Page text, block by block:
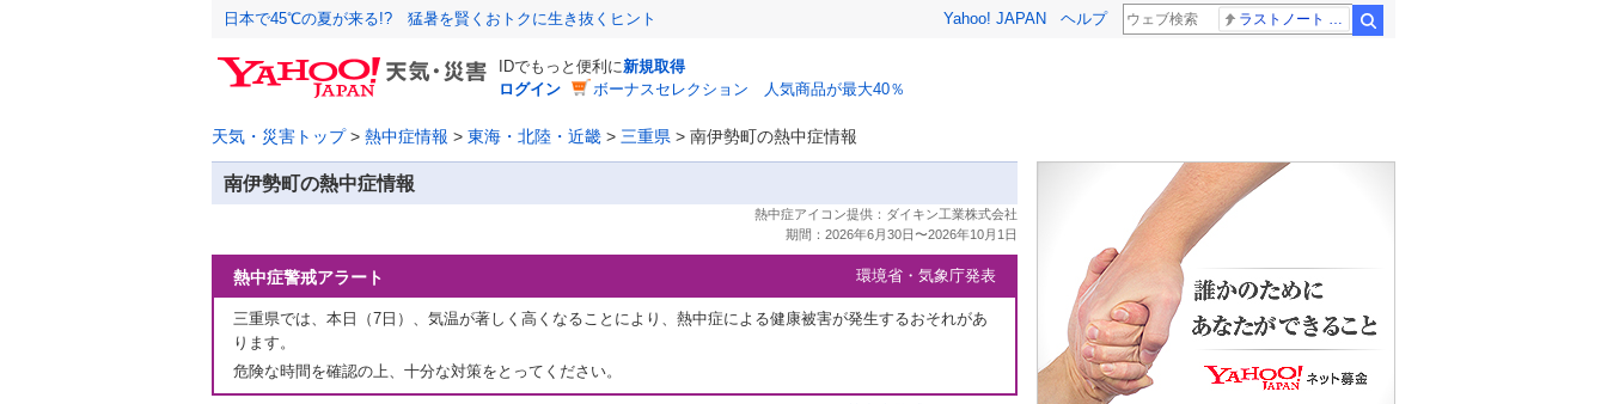
日本で45℃の夏が来る!? 猛暑を賢くおトクに生き抜くヒント Yahoo! JAPAN ヘルプ
IDでもっと便利に新規取得
ログイン
ボーナスセレクション 人気商品が最大40％
天気・災害トップ> 熱中症情報 > 東海・北陸・近畿 > 三重県 > 南伊勢町の熱中症情報
南伊勢町の熱中症情報
熱中症警戒アラート 環境省・気象庁発表
三重県では、本日（7日）、気温が著しく高くなることにより、熱中症による健康被害が発生するおそれがあ
ります。
危険な時間を確認の上、十分な対策をとってください。